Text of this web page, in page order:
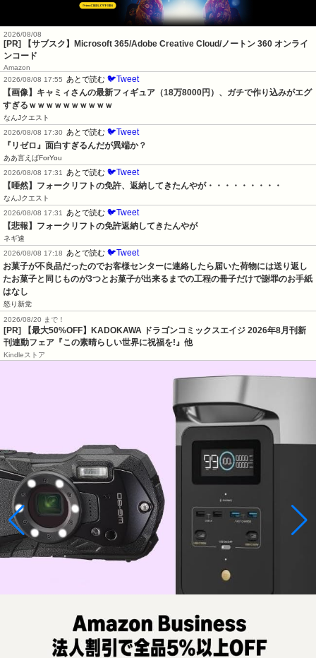
2026/08/08
[PR] 【サブスク】Microsoft 365/Adobe Creative Cloud/ノートン 360 オンライ
ンコード
Amazon
2026/08/08 17:55
あとで読む 🐦Tweet
【画像】キャミィさんの最新フィギュア（18万8000円）、ガチで作り込みがエグ
すぎるｗｗｗｗｗｗｗｗｗｗ
なんJクエスト
2026/08/08 17:30
あとで読む 🐦Tweet
『リゼロ』面白すぎるんだが異端か？
ああ言えばForYou
2026/08/08 17:31
あとで読む 🐦Tweet
【唖然】フォークリフトの免許、返納してきたんやが・・・・・・・・・
なんJクエスト
2026/08/08 17:31
あとで読む 🐦Tweet
【悲報】フォークリフトの免許返納してきたんやが
ネギ速
2026/08/08 17:18
あとで読む 🐦Tweet
お菓子が不良品だったのでお客様センターに連絡したら届いた荷物には送り返し
たお菓子と同じものが3つとお菓子が出来るまでの工程の冊子だけで謝罪のお手紙
はなし
怒り新党
2026/08/20 まで！
[PR] 【最大50%OFF】KADOKAWA ドラゴンコミックスエイジ 2026年8月刊新
刊連動フェア『この素晴らしい世界に祝福を!』他
Kindleストア